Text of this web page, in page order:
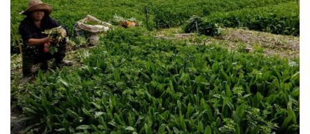
Thế giới
Quan sát
Cuộc sống đó đây
Hồ sơ
Multimedia
Video
Ảnh
E-Magazine
Infographic